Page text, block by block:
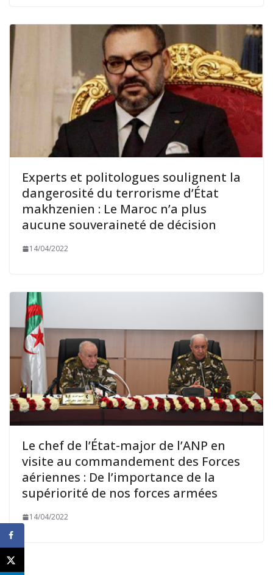
Experts et politologues soulignent la
dangerosité du terrorisme d’État
makhzenien : Le Maroc n’a plus
aucune souveraineté de décision
14/04/2022
Le chef de l’État-major de l’ANP en
visite au commandement des Forces
aériennes : De l’importance de la
supériorité de nos forces armées
14/04/2022